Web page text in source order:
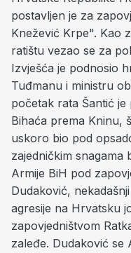
postavljen je za
Knežević Krpe". Kao
ratištu vezao se za
Izvješća je podnosio
Tuđmanu i ministru
početak rata Šantić
Bihaća prema Kninu,
uskoro bio pod
zajedničkim snagama
Armije BiH pod
Dudaković,
agresije na Hrvatsku
zapovjedništvom
zaleđe. Dudaković se